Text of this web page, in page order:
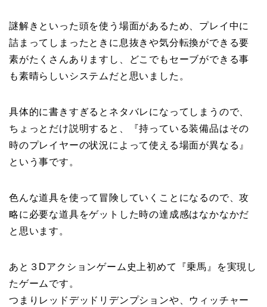
謎解きといった頭を使う場面があるため、プレイ中に
詰まってしまったときに息抜きや気分転換ができる要
素がたくさんありますし、どこでもセーブができる事
も素晴らしいシステムだと思いました。
具体的に書きすぎるとネタバレになってしまうので、
ちょっとだけ説明すると、『持っている装備品はその
時のプレイヤーの状況によって使える場面が異なる』
という事です。
色んな道具を使って冒険していくことになるので、攻
略に必要な道具をゲットした時の達成感はなかなかだ
と思います。
あと３Dアクションゲーム史上初めて『乗馬』を実現し
たゲームです。
つまりレッドデッドリデンプションや、ウィッチャー